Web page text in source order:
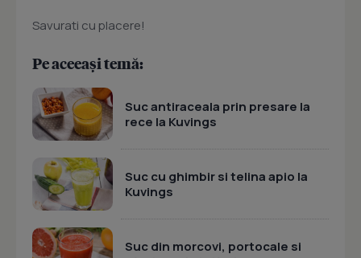
Savurati cu placere!
Pe aceeași temă:
Suc antiraceala prin presare la
rece la Kuvings
Suc cu ghimbir si telina apio la
Kuvings
Suc din morcovi, portocale si